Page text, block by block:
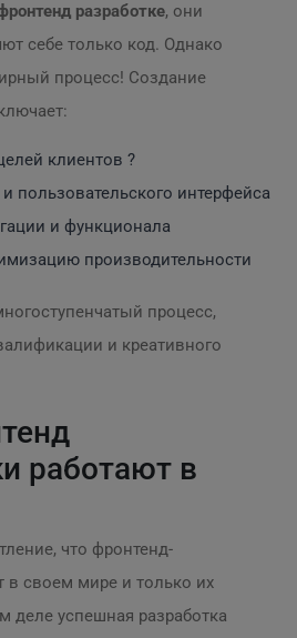
разработке, они
себе только код. Однако
процесс! Создание
клиентов ?
пользовательского интерфейса
и функционала
производительности
процесс,
и креативного
работают в
что фронтенд-
в своем мире и только их
деле успешная разработка